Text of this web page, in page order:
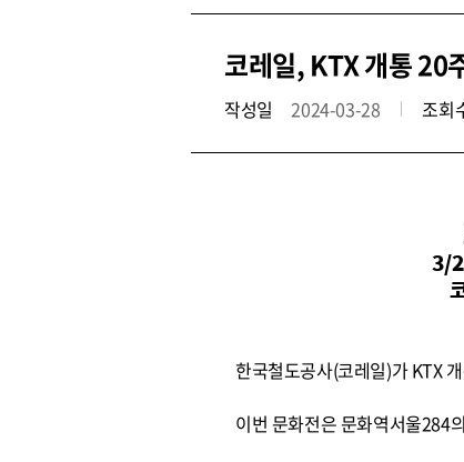
코레일, KTX 개통 20
작성일 2024-03-28 조회
3/
한국철도공사(코레일)가 KTX
이번 문화전은 문화역서울284